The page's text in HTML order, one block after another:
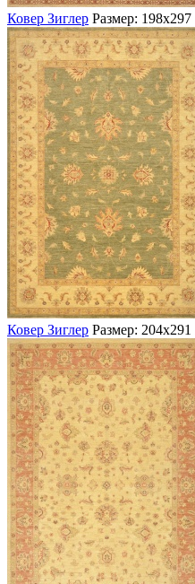
Ковер Зиглер Размер: 198х297
Ковер Зиглер Размер: 204х291